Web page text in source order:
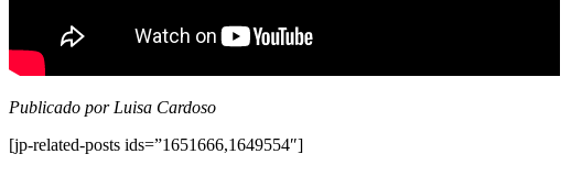
Publicado por Luisa Cardoso
[jp-related-posts ids=”1651666,1649554″]